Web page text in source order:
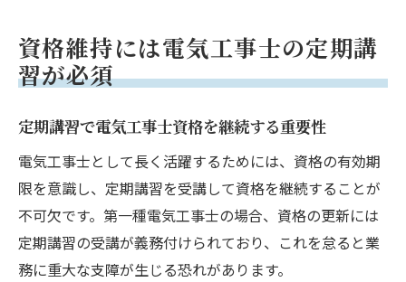
資格維持には電気工事士の定期講
習が必須
定期講習で電気工事士資格を継続する重要性
電気工事士として長く活躍するためには、資格の有効期
限を意識し、定期講習を受講して資格を継続することが
不可欠です。第一種電気工事士の場合、資格の更新には
定期講習の受講が義務付けられており、これを怠ると業
務に重大な支障が生じる恐れがあります。